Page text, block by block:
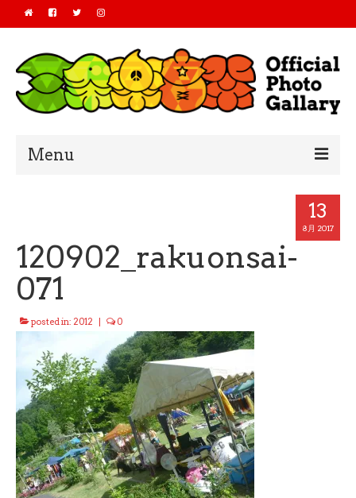
Menu
2018
2017
2016
All Photo
Official Site
13
8月 2017
120902_rakuonsai-
071
posted in: 2012 0